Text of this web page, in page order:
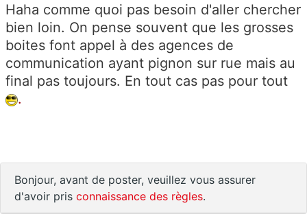
Haha comme quoi pas besoin d'aller chercher
bien loin. On pense souvent que les grosses
boites font appel à des agences de
communication ayant pignon sur rue mais au
final pas toujours. En tout cas pas pour tout
.
Bonjour, avant de poster, veuillez vous assurer
d'avoir pris connaissance des règles.